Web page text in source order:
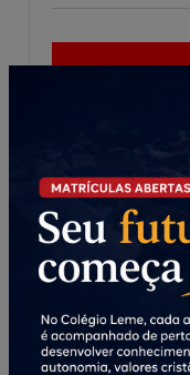
JUL
DOM SEG